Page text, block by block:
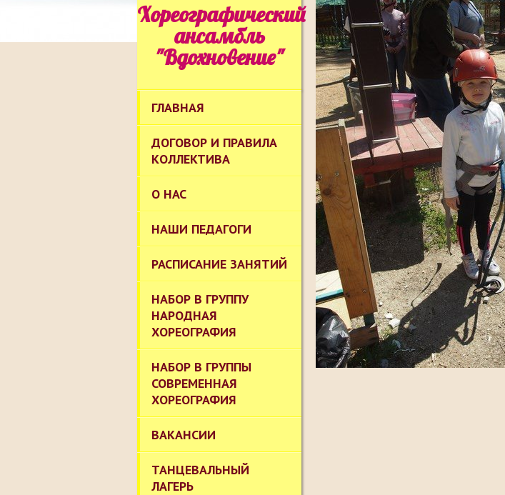
Хореографический
ансамбль
"Вдохновение"
ГЛАВНАЯ
ДОГОВОР И ПРАВИЛА
КОЛЛЕКТИВА
О НАС
НАШИ ПЕДАГОГИ
РАСПИСАНИЕ ЗАНЯТИЙ
НАБОР В ГРУППУ
НАРОДНАЯ
ХОРЕОГРАФИЯ
НАБОР В ГРУППЫ
СОВРЕМЕННАЯ
ХОРЕОГРАФИЯ
ВАКАНСИИ
ТАНЦЕВАЛЬНЫЙ
ЛАГЕРЬ